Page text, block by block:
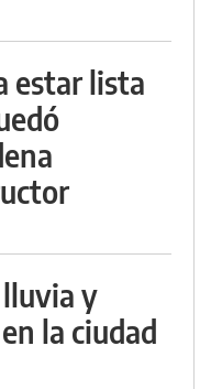
estar lista
y
la ciudad